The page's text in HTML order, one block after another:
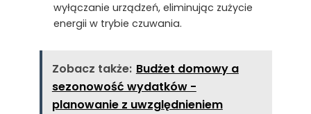
wyłączanie urządzeń, eliminując zużycie
energii w trybie czuwania.
Zobacz także: Budżet domowy a
sezonowość wydatków -
planowanie z uwzględnieniem